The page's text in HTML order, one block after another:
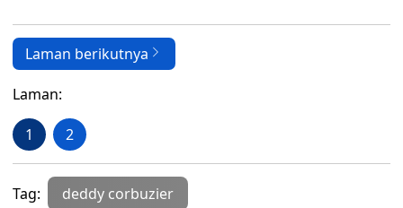
Laman berikutnya
Laman:
1 2
Tag: deddy corbuzier